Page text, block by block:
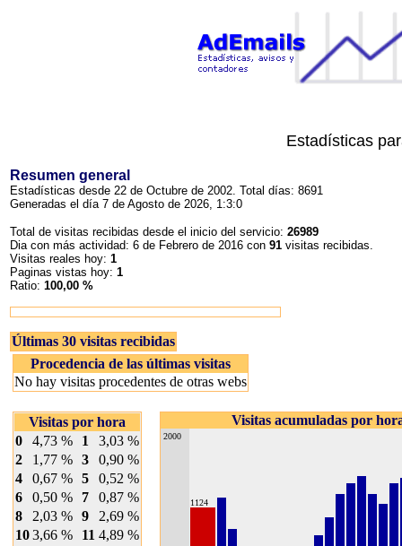
Estadísticas
Resumen general
Estadísticas desde 22 de Octubre de 2002. Total días: 8691
Generadas el día 7 de Agosto de 2026, 1:3:0
Total de visitas recibidas desde el inicio del servicio: 26989
Dia con más actividad: 6 de Febrero de 2016 con 91 visitas recibidas.
Visitas reales hoy: 1
Paginas vistas hoy: 1
Ratio: 100,00 %
Últimas 30 visitas recibidas
Procedencia de las últimas visitas
No hay visitas procedentes de otras webs
Visitas por hora
0
4,73 % 1
3,03 %
2
1,77 % 3
0,90 %
4
0,67 % 5
0,52 %
6
0,50 % 7
0,87 %
8
2,03 % 9
2,69 %
103,66 % 11 4,89 %
Visitas acumuladas por
2000
1124